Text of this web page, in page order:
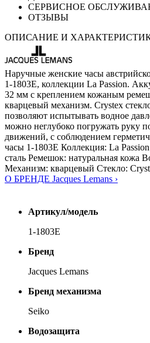
СЕРВИСНОЕ
ОТЗЫВЫ
ОПИСАНИЕ И
Наручные женские часы
1-1803E, коллекции La Passion.
32 мм с креплением кожаным
кварцевый механизм. Crystex
позволяют испытывать водное
можно неглубоко погружать руку
движений, с соблюдением
часы 1-1803E Коллекция: La
сталь Ремешок: натуральная кожа
Механизм: кварцевый Стекло:
О БРЕНДЕ Jacques Lemans ›
Артикул/модель
1-1803E
Бренд
Jacques Lemans
Бренд механизма
Seiko
Водозащита